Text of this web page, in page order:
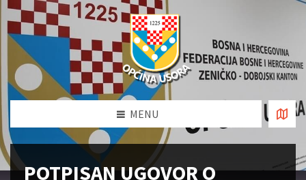
MENU
POTPISAN UGOVOR O